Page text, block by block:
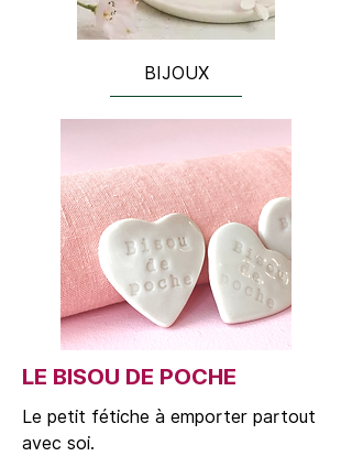
BIJOUX
LE BISOU DE POCHE
Le petit fétiche à emporter partout
avec soi.